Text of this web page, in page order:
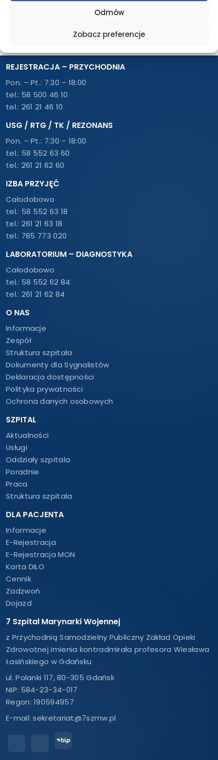
Odmów
Zobacz preferencje
REJESTRACJA – PRZYCHODNIA
Pon. – Pt.: 7:30 – 18:00
tel.: 58 500 46 10
tel.: 261 21 46 10
USG / RTG / TK / REZONANS
Pon. – Pt.: 7:30 – 18:00
tel.: 58 552 63 60
tel.: 261 21 62 60
IZBA PRZYJĘĆ
Całodobowo
tel.: 58 552 63 18
tel.: 261 21 63 18
tel.: 785 773 020
LABORATORIUM – DIAGNOSTYKA
Całodobowo
tel.: 58 552 62 84
tel.: 261 21 62 84
O NAS
Informacje
Zespół
Struktura szpitala
Dokumenty dla Sygnalistów
Deklaracja dostępności
Polityka prywatności
Ochrona danych osobowych
SZPITAL
Aktualności
Usługi
Oddziały szpitala
Poradnie
Praca
Struktura szpitala
DLA PACJENTA
Informacje
E-Rejestracja
E-Rejestracja MON
Karta DILO
Cennik
Zadzwoń
Dojazd
7 Szpital Marynarki Wojennej
z Przychodnią Samodzielny Publiczny Zakład Opieki
Zdrowotnej imienia kontradmirała profesora Wiesława
Łasińskiego w Gdańsku
ul. Polanki 117, 80-305 Gdańsk
NIP: 584-23-34-017
Regon: 190594957
E-mail:sekretariat@7szmw.pl